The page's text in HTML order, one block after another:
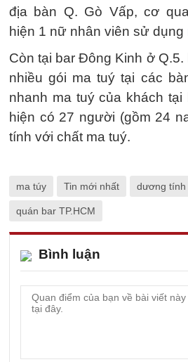
địa bàn Q. Gò Vấp, cơ
hiện 1 nữ nhân viên sử dụng
Còn tại bar Đông Kinh ở
nhiều gói ma tuý tại các
nhanh ma tuý của khách
hiện có 27 người (gồm 24
tính với chất ma tuý.
ma túy Tin mới nhất dương tính
quán bar TP.HCM
Bình luận